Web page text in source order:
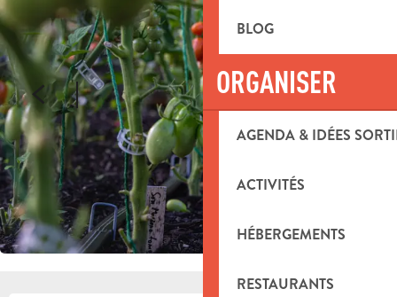
BLOG
ORGANISER
AGENDA & IDÉES
ACTIVITÉS
HÉBERGEMENTS
RESTAURANTS